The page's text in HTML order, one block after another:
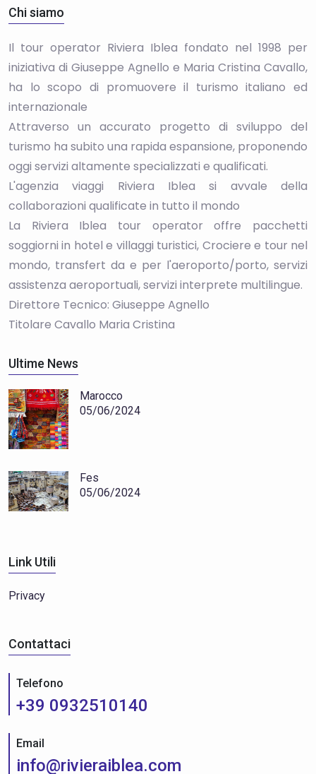
Chi siamo
Il tour operator Riviera Iblea fondato nel 1998 per
iniziativa di Giuseppe Agnello e Maria Cristina Cavallo,
ha lo scopo di promuovere il turismo italiano ed
internazionale
Attraverso un accurato progetto di sviluppo del
turismo ha subito una rapida espansione, proponendo
oggi servizi altamente specializzati e qualificati.
L'agenzia viaggi Riviera Iblea si avvale della
collaborazioni qualificate in tutto il mondo
La Riviera Iblea tour operator offre pacchetti
soggiorni in hotel e villaggi turistici, Crociere e tour nel
mondo, transfert da e per l'aeroporto/porto, servizi
assistenza aeroportuali, servizi interprete multilingue.
Direttore Tecnico: Giuseppe Agnello
Titolare Cavallo Maria Cristina
Ultime News
Marocco
05/06/2024
Fes
05/06/2024
Link Utili
Privacy
Contattaci
Telefono
+39 0932510140
Email
info@rivieraiblea.com